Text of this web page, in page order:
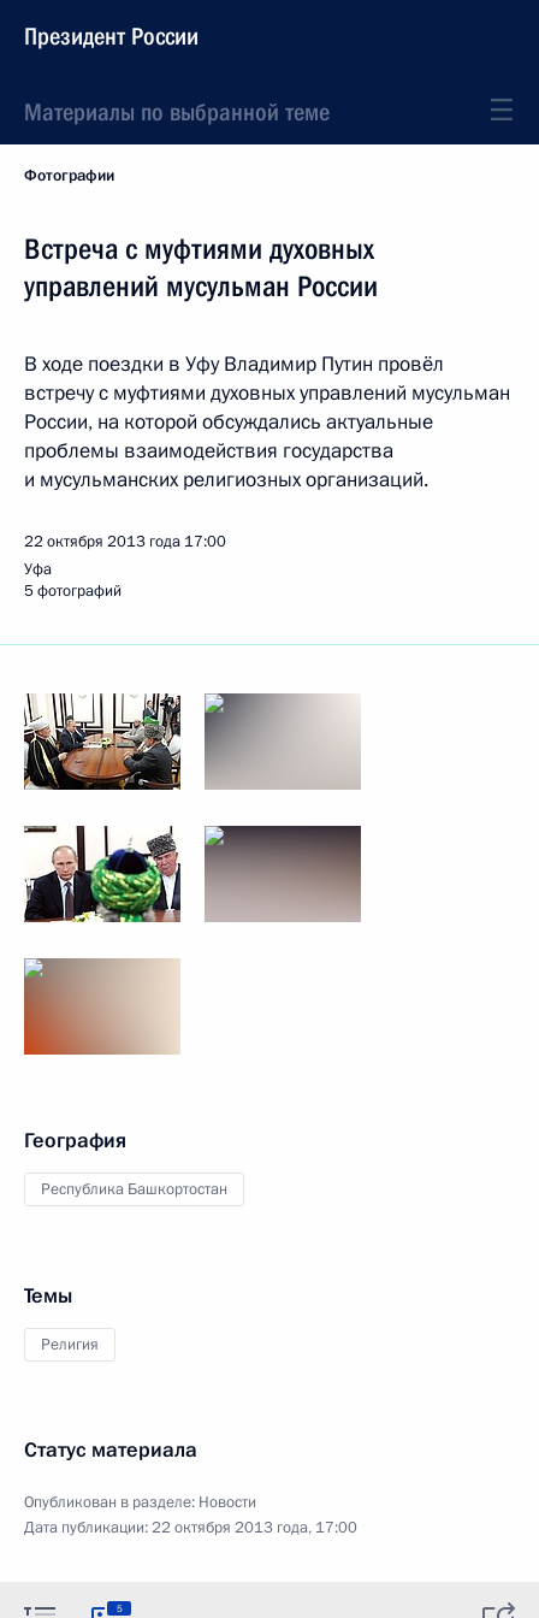
Президент России
Материалы по выбранной теме
Фотографии
Встреча с муфтиями духовных
управлений мусульман России
В ходе поездки в Уфу Владимир Путин провёл
встречу с муфтиями духовных управлений мусульман
России, на которой обсуждались актуальные
проблемы взаимодействия государства
и мусульманских религиозных организаций.
22 октября 2013 года 17:00
Уфа
5 фотографий
География
Республика Башкортостан
Темы
Религия
Статус материала
Опубликован в разделе: Новости
Дата публикации:22 октября 2013 года, 17:00
5